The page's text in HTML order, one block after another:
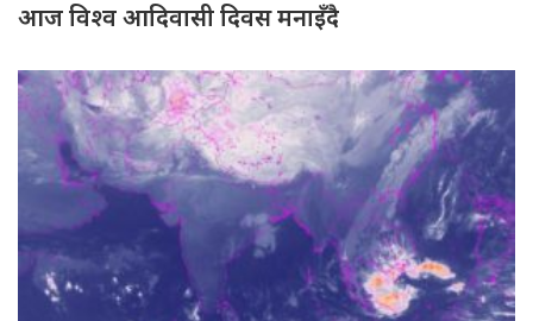
आज विश्व आदिवासी दिवस मनाइँदै